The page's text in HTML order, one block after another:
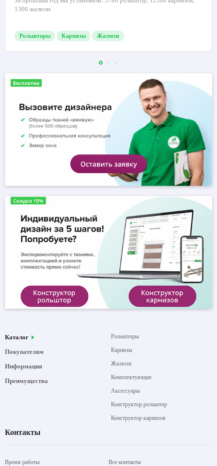
1300 жалюзи.
Рольшторы Карнизы Жалюзи
Каталог
Покупателям
Информация
Преимущества
Рольшторы
Карнизы
Жалюзи
Комплектующие
Аксессуары
Конструктор рольштор
Конструктор карнизов
Контакты
Время работы
Все контакты